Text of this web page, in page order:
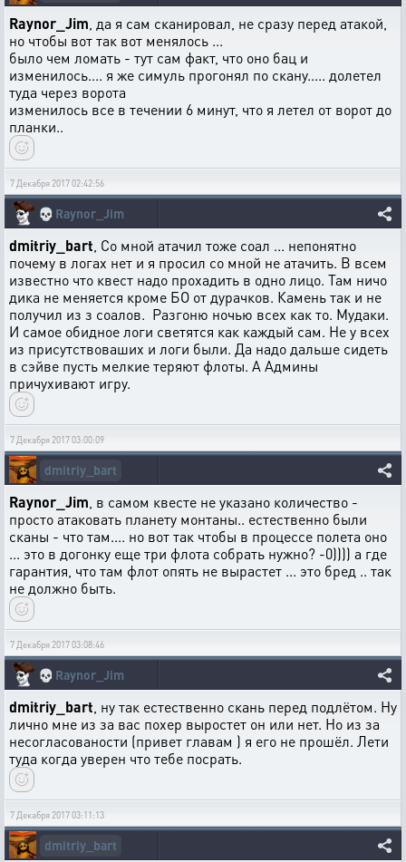
Raynor_Jim , да я сам сканировал, не сразу перед атакой,
но чтобы вот так вот менялось ...
было чем ломать - тут сам факт, что оно бац и
изменилось.... я же симуль прогонял по скану..... долетел
туда через ворота
изменилось все в течении 6 минут, что я летел от ворот до
планки..
7 Декабря 2017 02:42:56
💀 Raynor_Jim
dmitriy_bart , Со мной атачил тоже соал ... непонятно
почему в логах нет и я просил со мной не атачить. В всем
известно что квест надо прохадить в одно лицо. Там ничо
дика не меняется кроме БО от дурачков. Камень так и не
получил из з соалов. Разгоню ночью всех как то. Мудаки.
И самое обидное логи светятся как каждый сам. Не у всех
из присутствоваших и логи были. Да надо дальше сидеть
в сэйве пусть мелкие теряют флоты. А Админы
причухивают игру.
7 Декабря 2017 03:00:09
dmitriy_bart
Raynor_Jim , в самом квесте не указано количество -
просто атаковать планету монтаны.. естественно были
сканы - что там.... но вот так чтобы в процессе полета оно
... это в догонку еще три флота собрать нужно? -0)))) а где
гарантия, что там флот опять не вырастет ... это бред .. так
не должно быть.
7 Декабря 2017 03:08:46
💀 Raynor_Jim
dmitriy_bart , ну так естественно скань перед подлётом. Ну
лично мне из за вас похер выростет он или нет. Но из за
несогласованости (привет главам ) я его не прошёл. Лети
туда когда уверен что тебе посрать.
7 Декабря 2017 03:11:13
dmitriy_bart